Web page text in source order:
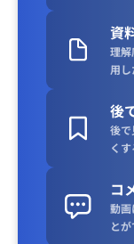
資
理解
用
後
後で
く
コ
動画
と